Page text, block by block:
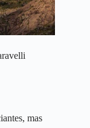
mas